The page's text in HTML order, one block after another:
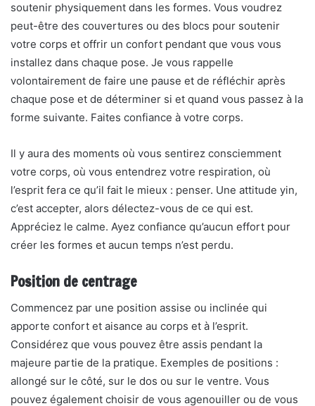
soutenir physiquement dans les formes. Vous voudrez
peut-être des couvertures ou des blocs pour soutenir
votre corps et offrir un confort pendant que vous vous
installez dans chaque pose. Je vous rappelle
volontairement de faire une pause et de réfléchir après
chaque pose et de déterminer si et quand vous passez à la
forme suivante. Faites confiance à votre corps.
Il y aura des moments où vous sentirez consciemment
votre corps, où vous entendrez votre respiration, où
l’esprit fera ce qu’il fait le mieux : penser. Une attitude yin,
c’est accepter, alors délectez-vous de ce qui est.
Appréciez le calme. Ayez confiance qu’aucun effort pour
créer les formes et aucun temps n’est perdu.
Position de centrage
Commencez par une position assise ou inclinée qui
apporte confort et aisance au corps et à l’esprit.
Considérez que vous pouvez être assis pendant la
majeure partie de la pratique. Exemples de positions :
allongé sur le côté, sur le dos ou sur le ventre. Vous
pouvez également choisir de vous agenouiller ou de vous